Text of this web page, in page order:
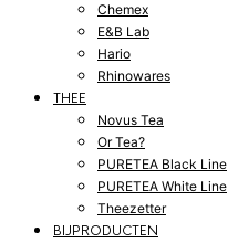
Chemex
E&B Lab
Hario
Rhinowares
THEE
Novus Tea
Or Tea?
PURETEA Black Line
PURETEA White Line
Theezetter
BIJPRODUCTEN